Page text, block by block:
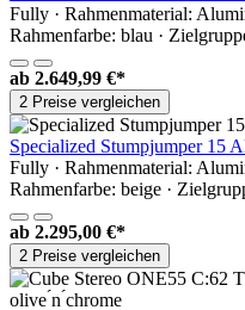
Fully · Rahmenmaterial:
Rahmenfarbe: blau ·
ab 2.649,99 €*
2 Preise vergleichen
Specialized Stumpjumper 15
Fully · Rahmenmaterial:
Rahmenfarbe: beige ·
ab 2.295,00 €*
2 Preise vergleichen